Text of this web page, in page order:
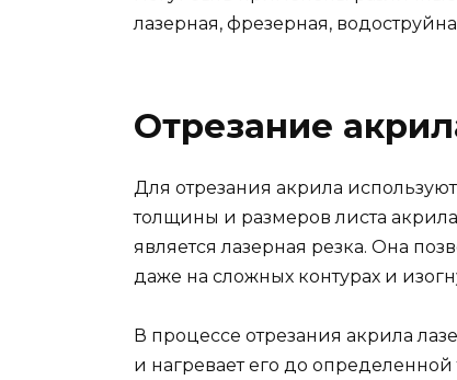
лазерная, фрезерная,
Отрезание
Для отрезания акрила
толщины и размеров листа
является лазерная резка. Она
даже на сложных контурах и
В процессе отрезания акрила
и нагревает его до определенной